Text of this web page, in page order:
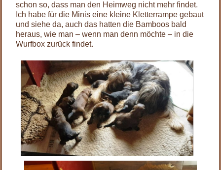
schon so, dass man den Heimweg nicht mehr findet.
Ich habe für die Minis eine kleine Kletterrampe gebaut
und siehe da, auch das hatten die Bamboos bald
heraus, wie man – wenn man denn möchte – in die
Wurfbox zurück findet.